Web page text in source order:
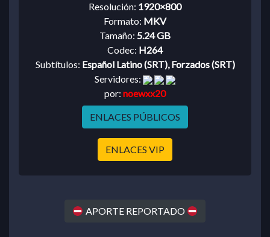
Resolución: 1920×800
Formato: MKV
Tamaño: 5.24 GB
Codec: H264
Subtítulos: Español Latino (SRT), Forzados (SRT)
Servidores:
por: noewxx20
ENLACES PÚBLICOS
ENLACES VIP
APORTE REPORTADO